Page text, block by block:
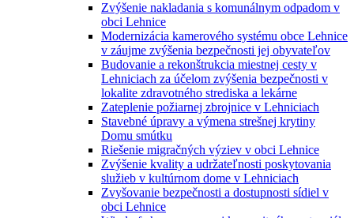
Zvýšenie nakladania s komunálnym odpadom v
obci Lehnice
Modernizácia kamerového systému obce Lehnice
v záujme zvýšenia bezpečnosti jej obyvateľov
Budovanie a rekonštrukcia miestnej cesty v
Lehniciach za účelom zvýšenia bezpečnosti v
lokalite zdravotného strediska a lekárne
Zateplenie požiarnej zbrojnice v Lehniciach
Stavebné úpravy a výmena strešnej krytiny
Domu smútku
Riešenie migračných výziev v obci Lehnice
Zvýšenie kvality a udržateľnosti poskytovania
služieb v kultúrnom dome v Lehniciach
Zvyšovanie bezpečnosti a dostupnosti sídiel v
obci Lehnice